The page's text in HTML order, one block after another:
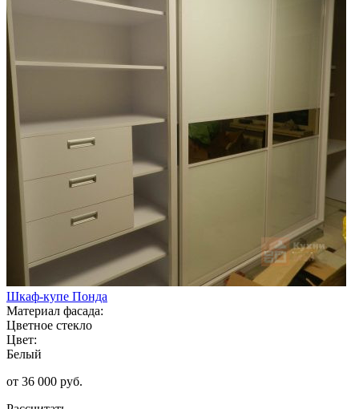
Шкаф-купе Понда
Материал фасада:
Цветное стекло
Цвет:
Белый
от 36 000 руб.